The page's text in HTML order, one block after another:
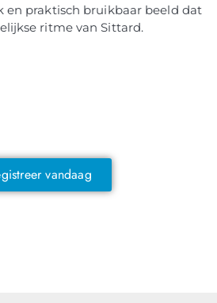
en praktisch bruikbaar beeld dat
ritme van Sittard.
vandaag